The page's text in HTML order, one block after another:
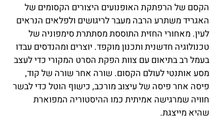
הקסם של הרפתקת האופנועים היצורים הקסומים של
האגריד משתרע הרבה מעבר לריגושים ולפלאים הנראים
לעין. מאחורי החזית התוססת מסתתרת סימפוניה של
טכנולוגיה חדשנית ותכנון מוקפד. יוצרים ומהנדסים עבדו
בעמל רב בתיאום עם צוות הפקת הסרט המקורי כדי לעצב
מסע אותנטי לעולם הקסום. שורה אחר שורה של קוד,
פיסה אחר פיסה של עיצוב מורכב, כישוף הוטל כדי לבשר
חוויה שמרגישה אמיתית כמו ההיסטוריה המפוארת
שהיא מייצגת.